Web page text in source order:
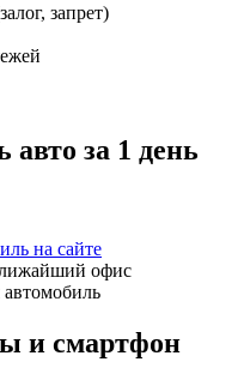
запрет)
авто за 1 день
на сайте
офис
и смартфон